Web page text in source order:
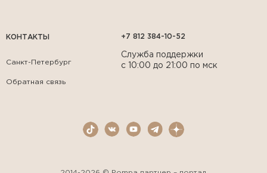
КОНТАКТЫ
Санкт-Петербург
Обратная связь
+7 812 384-10-52
Служба поддержки
с 10:00 до 21:00 по мск